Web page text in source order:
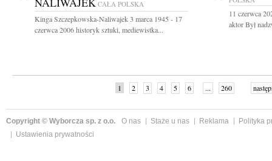
CAŁA POLSKA
Kinga Szczepkowska-Naliwajek 3 marca 1945 - 17
czerwca 2006 historyk sztuki, mediewistka...
11 czerwca
aktor Był
1 2 3 4 5 6 ... 260
Copyright © Wyborcza sp. z o.o. O nas Staże u nas Reklama
Polityka
Ustawienia prywatności